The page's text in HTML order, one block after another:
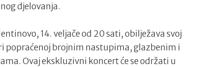
14.2.
djelovanja.
14. veljače od 20 sati, obilježava svoj
popraćenoj brojnim nastupima, glazbenim i
Ovaj ekskluzivni koncert će se održati u